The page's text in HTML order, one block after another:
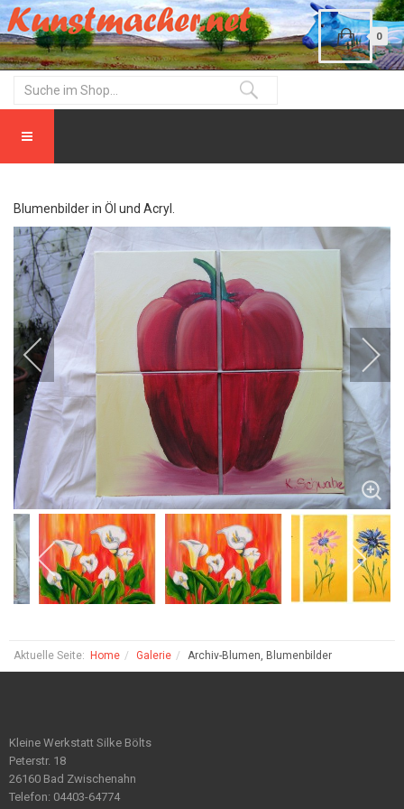
0
Blumenbilder in Öl und Acryl.
Aktuelle Seite: Home Galerie Archiv-Blumen, Blumenbilder
Kleine Werkstatt Silke Bölts
Peterstr. 18
26160 Bad Zwischenahn
Telefon: 04403-64774